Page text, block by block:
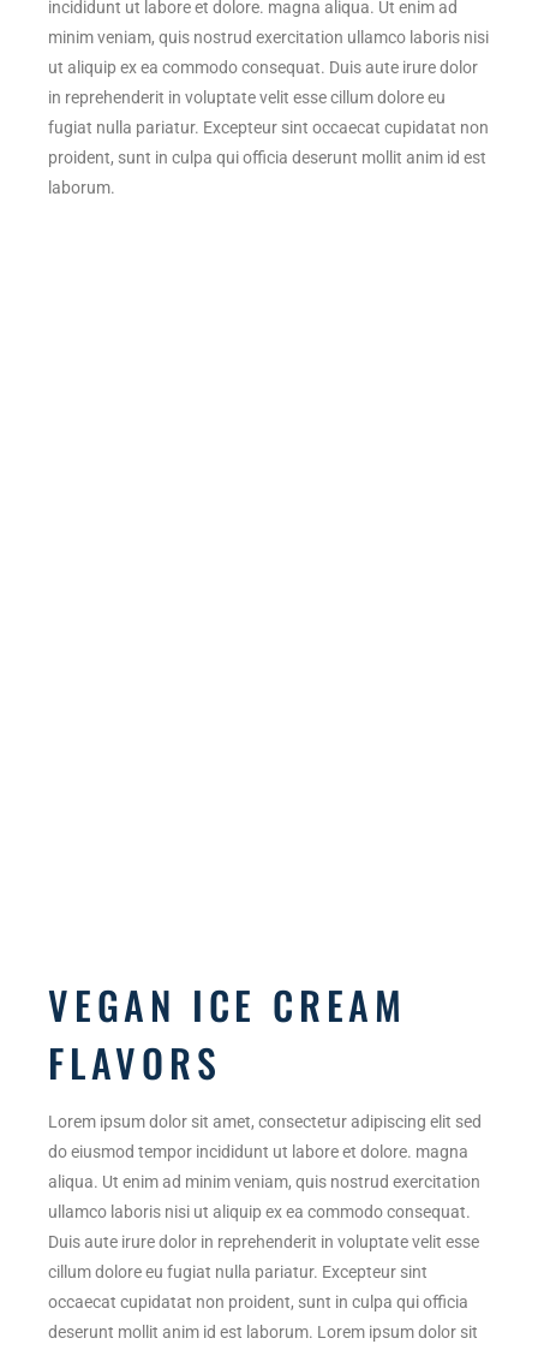
incididunt ut labore et dolore. magna aliqua. Ut enim ad
minim veniam, quis nostrud exercitation ullamco laboris nisi
ut aliquip ex ea commodo consequat. Duis aute irure dolor
in reprehenderit in voluptate velit esse cillum dolore eu
fugiat nulla pariatur. Excepteur sint occaecat cupidatat non
proident, sunt in culpa qui officia deserunt mollit anim id est
laborum.
VEGAN ICE CREAM
FLAVORS
Lorem ipsum dolor sit amet, consectetur adipiscing elit sed
do eiusmod tempor incididunt ut labore et dolore. magna
aliqua. Ut enim ad minim veniam, quis nostrud exercitation
ullamco laboris nisi ut aliquip ex ea commodo consequat.
Duis aute irure dolor in reprehenderit in voluptate velit esse
cillum dolore eu fugiat nulla pariatur. Excepteur sint
occaecat cupidatat non proident, sunt in culpa qui officia
deserunt mollit anim id est laborum. Lorem ipsum dolor sit